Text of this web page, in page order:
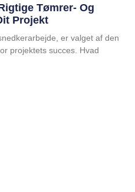
Tømrer- Og
Projekt
er valget af den
projektets succes. Hvad